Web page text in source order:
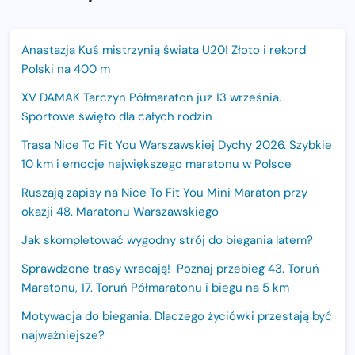
Anastazja Kuś mistrzynią świata U20! Złoto i rekord
Polski na 400 m
XV DAMAK Tarczyn Półmaraton już 13 września.
Sportowe święto dla całych rodzin
Trasa Nice To Fit You Warszawskiej Dychy 2026. Szybkie
10 km i emocje największego maratonu w Polsce
Ruszają zapisy na Nice To Fit You Mini Maraton przy
okazji 48. Maratonu Warszawskiego
Jak skompletować wygodny strój do biegania latem?
Sprawdzone trasy wracają! Poznaj przebieg 43. Toruń
Maratonu, 17. Toruń Półmaratonu i biegu na 5 km
Motywacja do biegania. Dlaczego życiówki przestają być
najważniejsze?